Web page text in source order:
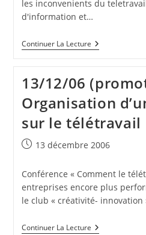
les inconvenients du
d'information et…
Continuer La Lecture15/12/06
:
RH)
D’une
Synthèse
Sur
Le
Télétravail
13/12/06
Organisation
sur le télétravail
Publication
13 décembre 2006
Conférence « Comment le
entreprises encore plus
le club « créativité- innovation
Continuer La Lecture13/12/06